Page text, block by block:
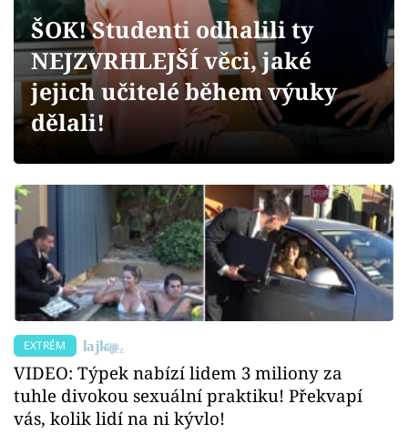
Videa
Sledujte prima+
Přihlášení
Sledujte nás
ŠOK! Studenti odhalili ty
NEJZVRHLEJŠÍ věci, jaké
jejich učitelé během výuky
dělali!
EXTRÉM
VIDEO: Týpek nabízí lidem 3 miliony za
tuhle divokou sexuální praktiku! Překvapí
vás, kolik lidí na ni kývlo!